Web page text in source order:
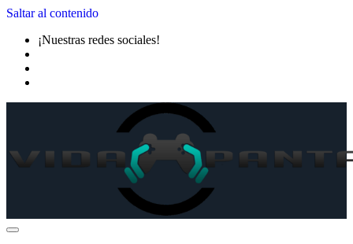
Saltar al contenido
¡Nuestras redes sociales!